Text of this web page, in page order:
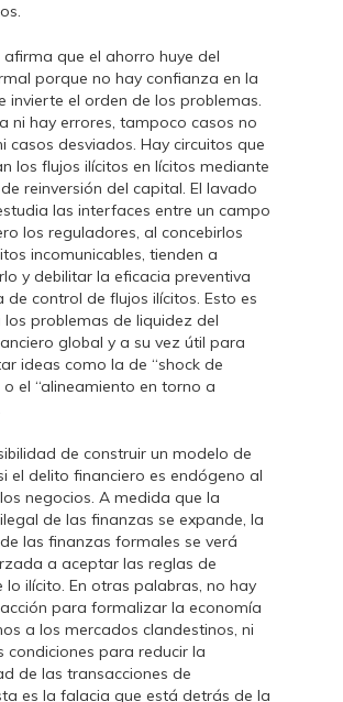
afirma que el ahorro huye del
porque no hay confianza en la
invierte el orden de los problemas.
ni hay errores, tampoco casos no
casos desviados. Hay circuitos que
los flujos ilícitos en lícitos mediante
reinversión del capital. El lavado
las interfaces entre un campo
los reguladores, al concebirlos
incomunicables, tienden a
y debilitar la eficacia preventiva
de control de flujos ilícitos. Esto es
los problemas de liquidez del
global y a su vez útil para
ideas como la de “shock de
el “alineamiento en torno a
de construir un modelo de
el delito financiero es endógeno al
negocios. A medida que la
de las finanzas se expande, la
las finanzas formales se verá
a aceptar las reglas de
lo ilícito. En otras palabras, no hay
para formalizar la economía
a los mercados clandestinos, ni
condiciones para reducir la
de las transacciones de
es la falacia que está detrás de la